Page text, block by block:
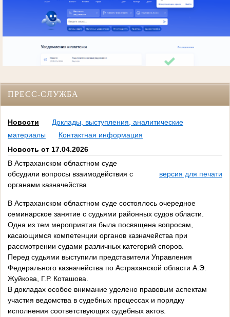
ПРЕСС-СЛУЖБА
Новости
Доклады, выступления, аналитические
материалы
Контактная информация
Новость от 17.04.2026
В Астраханском областном суде
обсудили вопросы взаимодействия с
органами казначейства
версия для печати
В Астраханском областном суде состоялось очередное
семинарское занятие с судьями районных судов области.
Одна из тем мероприятия была посвящена вопросам,
касающимся компетенции органов казначейства при
рассмотрении судами различных категорий споров.
Перед судьями выступили представители Управления
Федерального казначейства по Астраханской области А.Э.
Жуйкова, Г.Р. Коташова.
В докладах особое внимание уделено правовым аспектам
участия ведомства в судебных процессах и порядку
исполнения соответствующих судебных актов.